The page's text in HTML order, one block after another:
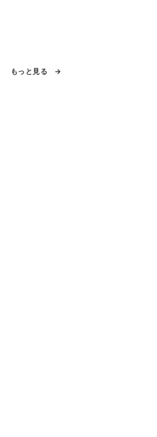
もっと見る